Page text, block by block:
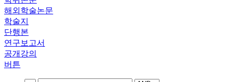
해외학술논문
학술지
단행본
연구보고서
공개강의
버튼